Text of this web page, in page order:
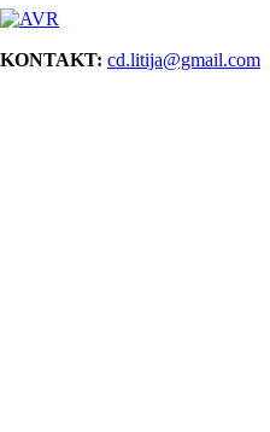
KONTAKT: cd.litija@gmail.com